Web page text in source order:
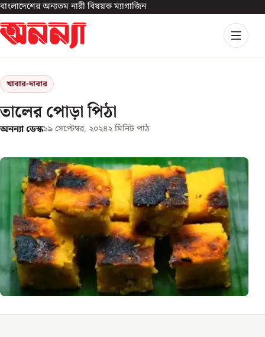
বাংলাদেশের অন্যতম নারী বিষয়ক ম্যাগাজিন
খাবার-দাবার
তালের পোড়া পিঠা
অনন্যা ডেস্ক১৯ সেপ্টেম্বর, ২০২৪২ মিনিট পাঠ